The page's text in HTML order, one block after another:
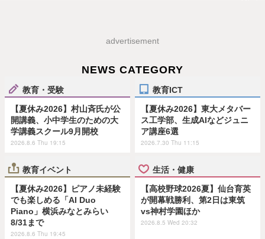
advertisement
NEWS CATEGORY
教育・受験
【夏休み2026】村山斉氏が公
開講義、小中学生のための大
学講義スクール9月開校
2026.8.6 Thu 19:15
教育ICT
【夏休み2026】東大メタバー
ス工学部、生成AIなどジュニ
ア講座6選
2026.7.30 Thu 11:15
教育イベント
【夏休み2026】ピアノ未経験
でも楽しめる「AI Duo
Piano」横浜みなとみらい
8/31まで
2026.8.6 Thu 19:45
生活・健康
【高校野球2026夏】仙台育英
が開幕戦勝利、第2日は東筑
vs神村学園ほか
2026.8.5 Wed 20:32